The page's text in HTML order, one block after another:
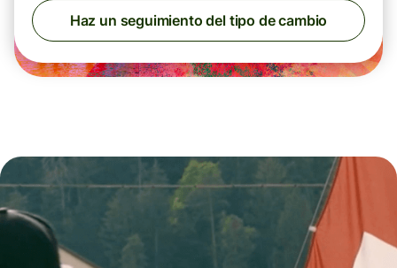
Haz un seguimiento del tipo de cambio